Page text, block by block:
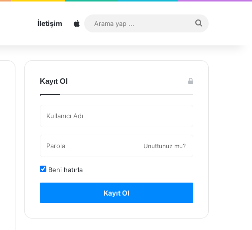
İletişim Sitemap
...
Kayıt Ol
Unuttunuz mu?
Beni hatırla
Kayıt Ol